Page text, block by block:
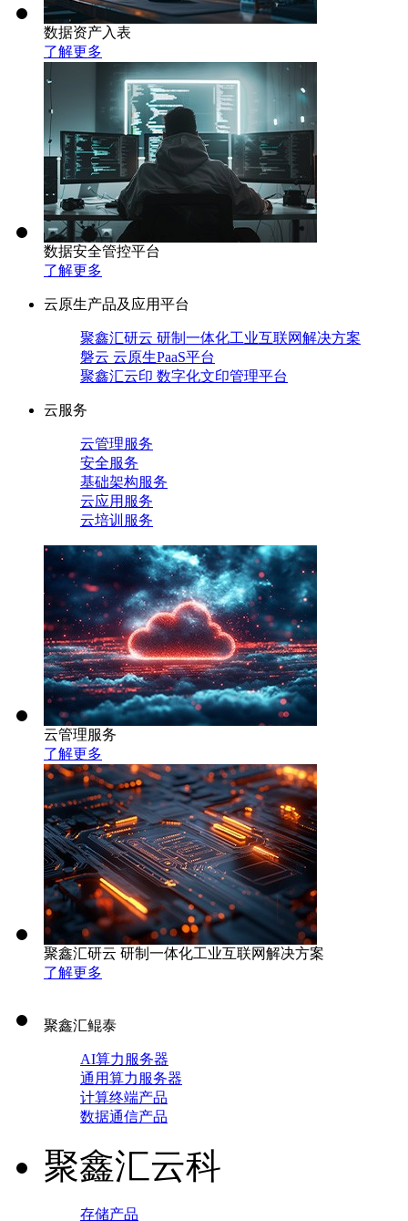
数据资产入表
了解更多
数据安全管控平台
了解更多
云原生产品及应用平台
聚鑫汇研云 研制一体化工业互联网解决方案
磐云 云原生PaaS平台
聚鑫汇云印 数字化文印管理平台
云服务
云管理服务
安全服务
基础架构服务
云应用服务
云培训服务
云管理服务
了解更多
聚鑫汇研云 研制一体化工业互联网解决方案
了解更多
聚鑫汇鲲泰
AI算力服务器
通用算力服务器
计算终端产品
数据通信产品
聚鑫汇云科
存储产品